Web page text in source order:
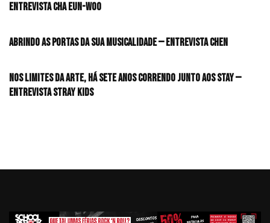
Entrevista CHA EUN-WOO
Abrindo as portas da sua musicalidade — Entrevista CHEN
Nos limites da arte, há sete anos correndo junto aos STAY —
Entrevista Stray Kids